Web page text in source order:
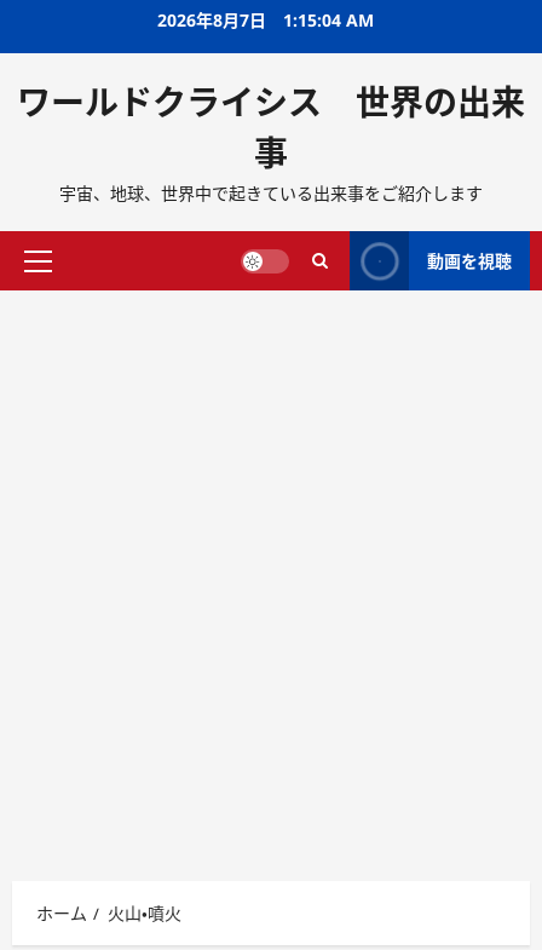
2026年8月7日 1:15:05 AM
ワールドクライシス 世界の出来
事
宇宙、地球、世界中で起きている出来事をご紹介します
動画を視聴
ホーム 火山・噴火